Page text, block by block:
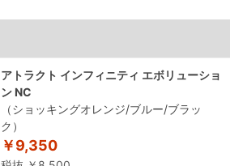
アトラクト インフィニティ エボリューショ
ン NC
（ショッキングオレンジ/ブルー/ブラッ
ク）
￥9,350